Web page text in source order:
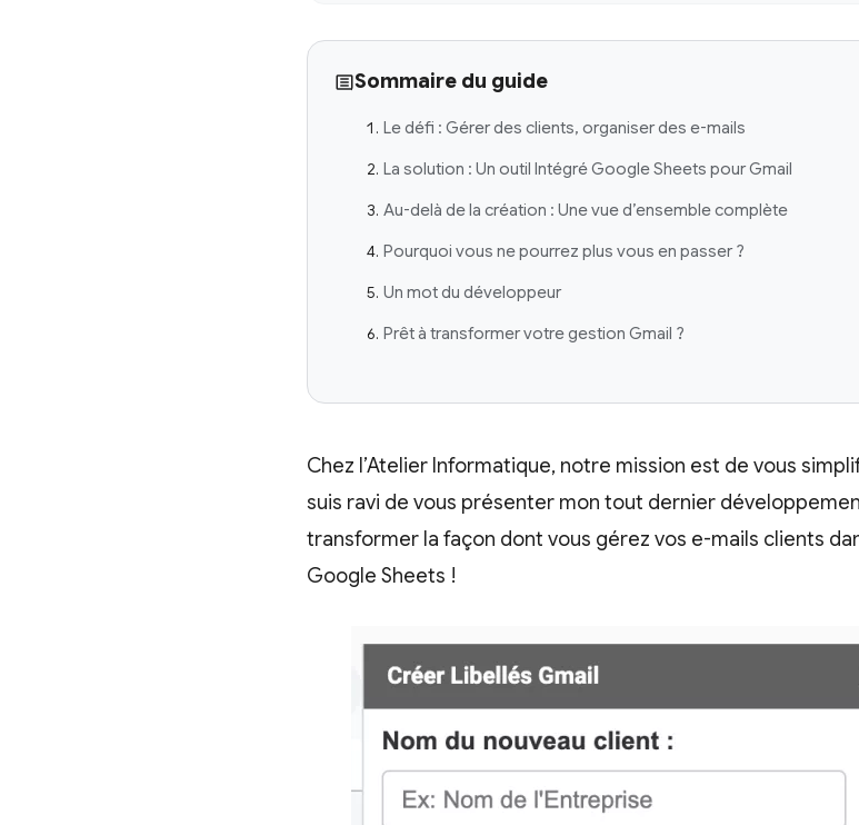
Sommaire du guide
Le défi : Gérer des clients, organiser des e-mails
La solution : Un outil Intégré Google Sheets pour Gmail
Au-delà de la création : Une vue d’ensemble complète
Pourquoi vous ne pourrez plus vous en passer ?
Un mot du développeur
Prêt à transformer votre gestion Gmail ?
Chez l’Atelier Informatique, notre mission est de vous
suis ravi de vous présenter mon tout dernier
transformer la façon dont vous gérez vos e-mails clients
Google Sheets !